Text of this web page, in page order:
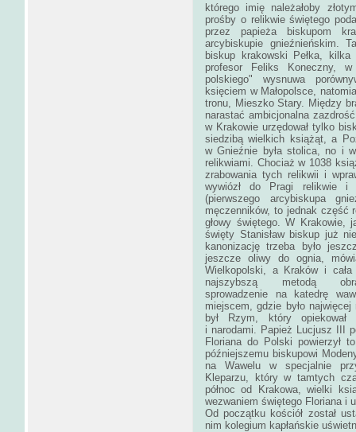
którego imię należałoby
prośby o relikwie świętego
przez papieża biskupom
arcybiskupie gnieźnieńskim.
biskup krakowski Pełka,
profesor Feliks Koneczny,
polskiego" wysnuwa
księciem w Małopolsce,
tronu, Mieszko Stary. Między
narastać ambicjonalna
w Krakowie urzędował tylko
siedzibą wielkich książąt, a
w Gnieźnie była stolica, no i
relikwiami. Chociaż w 1038
zrabowania tych relikwii i
wywiózł do Pragi relikwie i
(pierwszego arcybiskupa
męczenników, to jednak część
głowy świętego. W Krakowie,
święty Stanisław biskup już
kanonizację trzeba było
jeszcze oliwy do ognia,
Wielkopolski, a Kraków i
najszybszą metodą
sprowadzenie na katedrę
miejscem, gdzie było
był Rzym, który
i narodami. Papież Lucjusz III
Floriana do Polski powierzył
późniejszemu biskupowi
na Wawelu w specjalnie
Kleparzu, który w tamtych
północ od Krakowa, wielki
wezwaniem świętego Floriana i
Od początku kościół został
nim kolegium kapłańskie